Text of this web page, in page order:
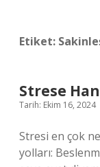
Etiket:
Strese
Tarih: Ekim 16, 2024
Stresi en çok
yolları: